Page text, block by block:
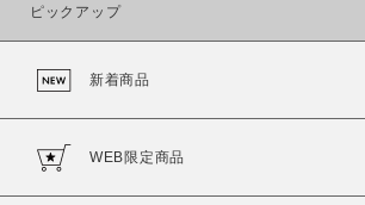
ピックアップ
新着商品
WEB限定商品